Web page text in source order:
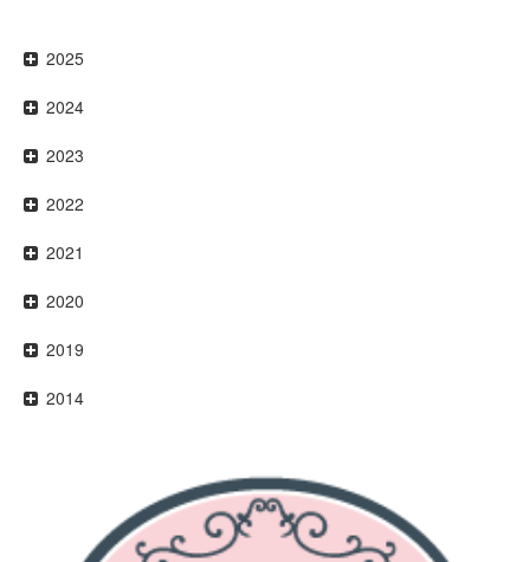
2025
2024
2023
2022
2021
2020
2019
2014